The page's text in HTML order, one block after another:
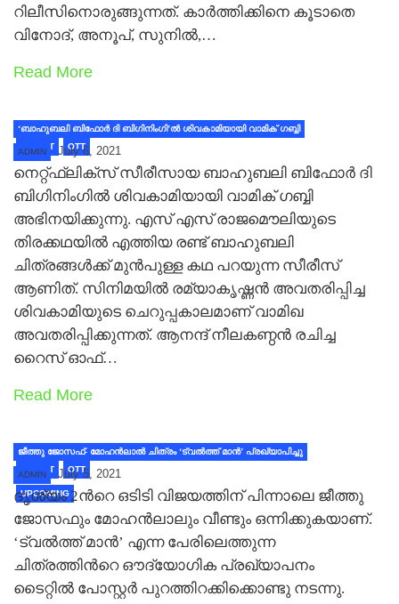
റിലീസിനൊരുങ്ങുന്നത്. കാർത്തിക്കിനെ കൂടാതെ
വിനോദ്, അനൂപ്, സുനിൽ,…
Read More
LATEST OTT
‘ബാഹുബലി ബിഫോർ ദി ബിഗിനിംഗി’ൽ ശിവകാമിയായി വാമിക് ഗബ്ബി
ADMIN July 6, 2021
നെറ്റ്ഫ്ലിക്സ് സീരീസായ ബാഹുബലി ബിഫോർ ദി
ബിഗിനിംഗിൽ ശിവകാമിയായി വാമിക് ഗബ്ബി
അഭിനയിക്കുന്നു. എസ് എസ് രാജമൌലിയുടെ
തിരക്കഥയില്‍ എത്തിയ രണ്ട് ബാഹുബലി
ചിത്രങ്ങള്‍ക്ക് മുന്‍പുള്ള കഥ പറയുന്ന സീരീസ്
ആണിത്. സിനിമയില്‍ രമ്യാകൃഷ്ണന്‍ അവതരിപ്പിച്ച
ശിവകാമിയുടെ ചെറുപ്പകാലമാണ് വാമിഖ
അവതരിപ്പിക്കുന്നത്. ആനന്ദ് നീലകണ്ഠന്‍ രചിച്ച
റൈസ് ഓഫ്…
Read More
LATEST OTT
UPCOMING
ജീത്തു ജോസഫ്- മോഹന്‍ലാല്‍ ചിത്രം ‘ട്വല്‍ത്ത് മാന്‍’ പ്രഖ്യാപിച്ചു
ADMIN July 5, 2021
ദൃശ്യം 2ന്‍റെ ഒടിടി വിജയത്തിന് പിന്നാലെ ജീത്തു
ജോസഫും മോഹന്‍ലാലും വീണ്ടും ഒന്നിക്കുകയാണ്.
‘ട്വല്‍ത്ത് മാന്‍’ എന്ന പേരിലെത്തുന്ന
ചിത്രത്തിന്‍റെ ഔദ്യോഗിക പ്രഖ്യാപനം
ടൈറ്റില്‍ പോസ്റ്റര്‍ പുറത്തിറക്കിക്കൊണ്ടു നടന്നു.